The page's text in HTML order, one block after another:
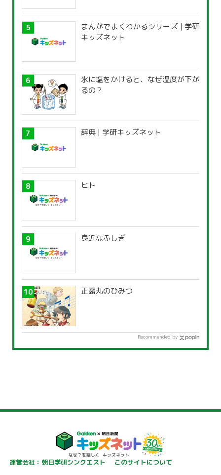
まんがでよくわかるシリーズ | 学研
キッズネット
氷に塩をかけると、なぜ温度が下が
るの？
辞典 | 学研キッズネット
ヒト
身近なふしぎ
正露丸のひみつ
Recommended by
運営会社：朝日学研シンクエスト このサイトについて